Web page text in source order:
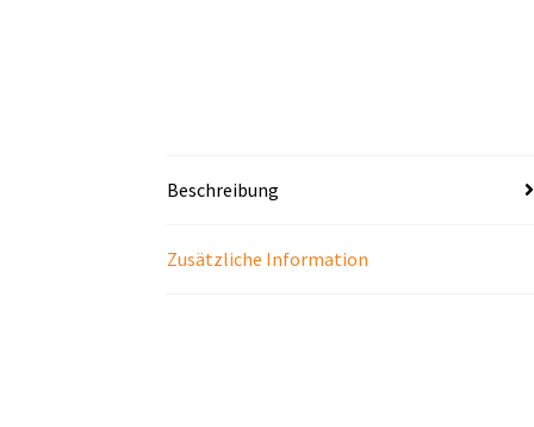
Beschreibung
Zusätzliche Information